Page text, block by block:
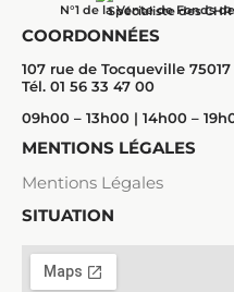
N°1 de la Vente de Fonds
Spécialiste des
COORDONNÉES
107 rue de Tocqueville 75017
Tél. 01 56 33 47 00
09h00 – 13h00 | 14h00 –
MENTIONS LÉGALES
Mentions Légales
SITUATION